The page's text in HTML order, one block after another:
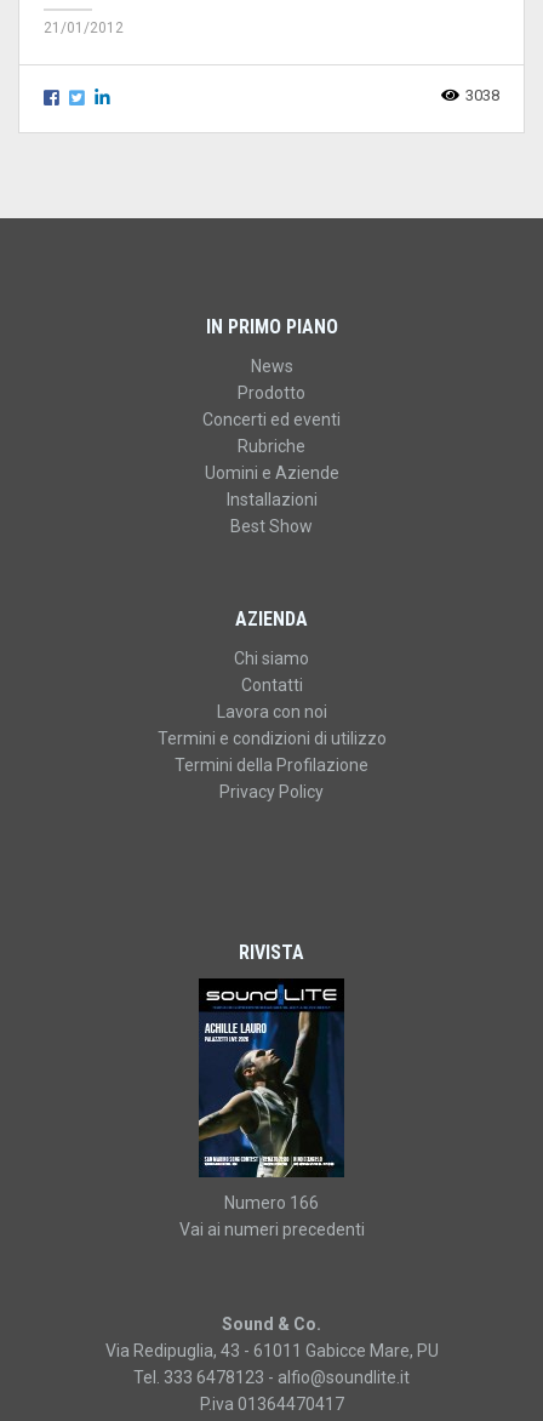
21/01/2012
3038
IN PRIMO PIANO
News
Prodotto
Concerti ed eventi
Rubriche
Uomini e Aziende
Installazioni
Best Show
AZIENDA
Chi siamo
Contatti
Lavora con noi
Termini e condizioni di utilizzo
Termini della Profilazione
Privacy Policy
RIVISTA
Numero 166
Vai ai numeri precedenti
Sound & Co.
Via Redipuglia, 43 - 61011 Gabicce Mare, PU
Tel. 333 6478123 - alfio@soundlite.it
P.iva 01364470417